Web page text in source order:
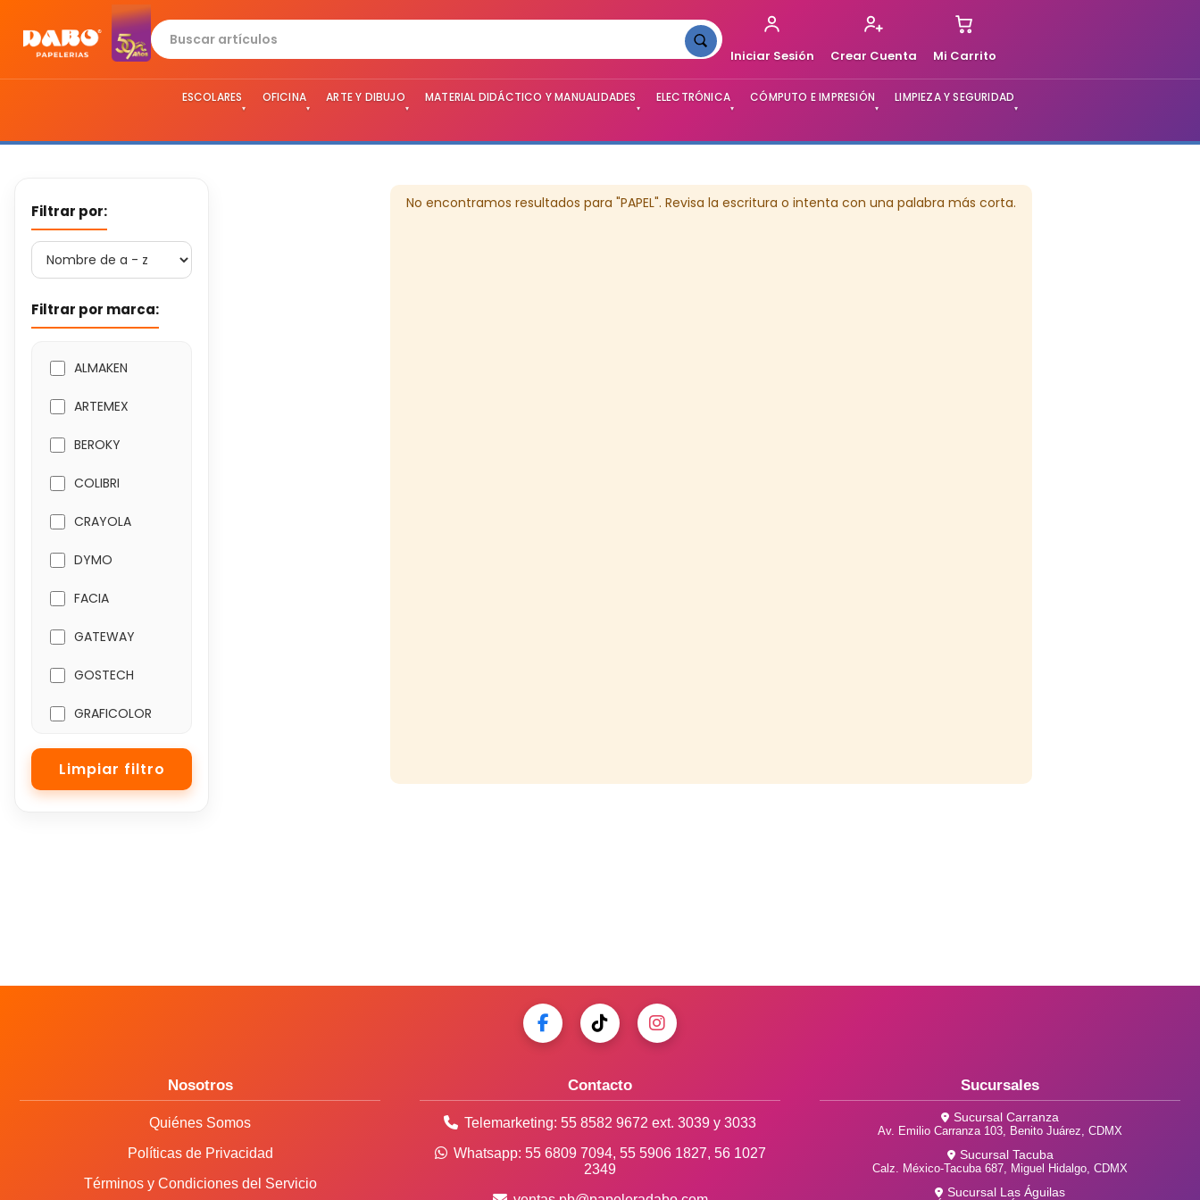
Iniciar Sesión Crear Cuenta Mi Carrito
ESCOLARES
▾
OFICINA
▾
ARTE Y DIBUJO
▾
MATERIAL DIDÁCTICO Y MANUALIDADES
▾
ELECTRÓNICA
▾
CÓMPUTO E IMPRESIÓN
▾
LIMPIEZA Y SEGURIDAD
▾
Filtrar por:
Filtrar por marca:
ALMAKEN
ARTEMEX
BEROKY
COLIBRI
CRAYOLA
DYMO
FACIA
GATEWAY
GOSTECH
GRAFICOLOR
ILUSTRAFLEX
JISS
MEGAFAX
OVI
PAPEL SATINADO
PASCUA
No encontramos resultados para "PAPEL". Revisa la escritura o intenta con una palabra más corta.
Nosotros
Quiénes Somos
Políticas de Privacidad
Términos y Condiciones del Servicio
Contacto
Telemarketing: 55 8582 9672 ext. 3039 y 3033
Whatsapp: 55 6809 7094, 55 5906 1827, 56 1027
2349
Sucursales
Sucursal Carranza
Av. Emilio Carranza 103, Benito Juárez, CDMX
Sucursal Tacuba
Calz. México-Tacuba 687, Miguel Hidalgo, CDMX
Sucursal Las Águilas